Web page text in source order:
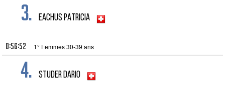
3. EACHUS PATRICIA
0:56:52 1° Femmes 30-39 ans
4. STUDER DARIO